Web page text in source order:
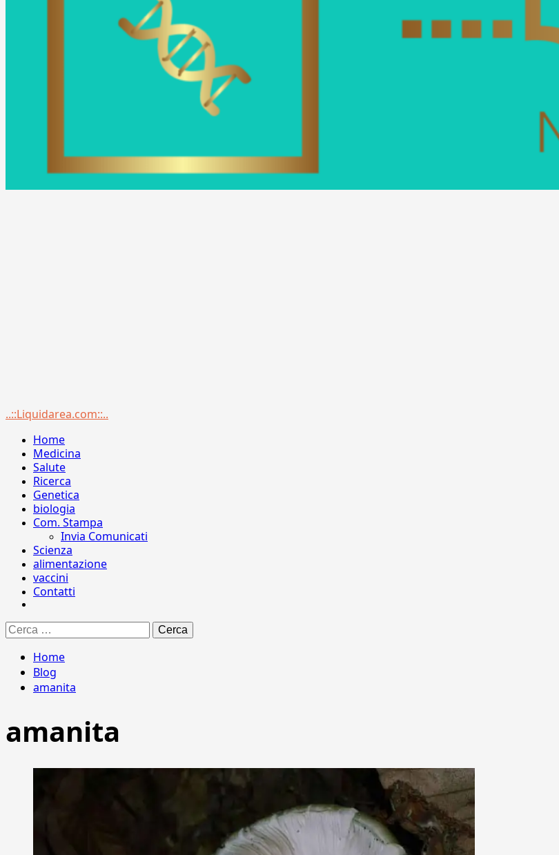
Menu
..::Liquidarea.com::..
Home
Medicina
Salute
Ricerca
Genetica
biologia
Com. Stampa
Invia Comunicati
Scienza
alimentazione
vaccini
Contatti
Ricerca
per:
Home
Blog
amanita
amanita